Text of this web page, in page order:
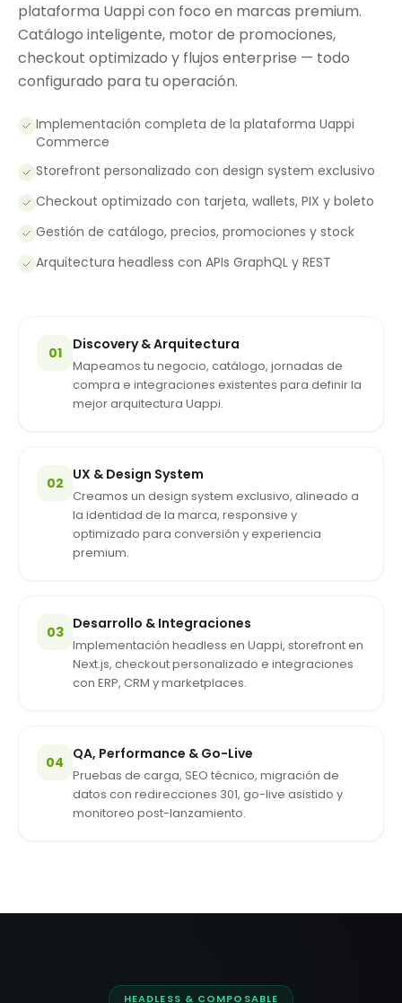
plataforma Uappi con foco en marcas premium.
Catálogo inteligente, motor de promociones,
checkout optimizado y flujos enterprise — todo
configurado para tu operación.
Implementación completa de la plataforma Uappi
Commerce
Storefront personalizado con design system exclusivo
Checkout optimizado con tarjeta, wallets, PIX y boleto
Gestión de catálogo, precios, promociones y stock
Arquitectura headless con APIs GraphQL y REST
01 Discovery & Arquitectura
Mapeamos tu negocio, catálogo, jornadas de
compra e integraciones existentes para definir la
mejor arquitectura Uappi.
02 UX & Design System
Creamos un design system exclusivo, alineado a
la identidad de la marca, responsive y
optimizado para conversión y experiencia
premium.
03 Desarrollo & Integraciones
Implementación headless en Uappi, storefront en
Next.js, checkout personalizado e integraciones
con ERP, CRM y marketplaces.
04 QA, Performance & Go-Live
Pruebas de carga, SEO técnico, migración de
datos con redirecciones 301, go-live asistido y
monitoreo post-lanzamiento.
HEADLESS & COMPOSABLE